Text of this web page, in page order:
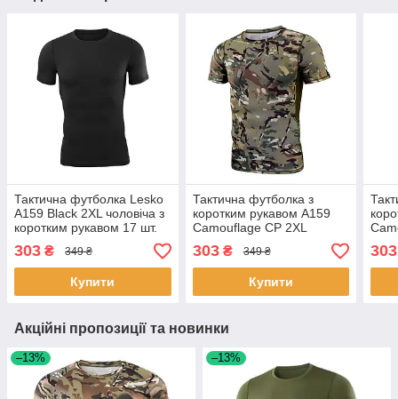
Тактична футболка Lesko
A159 Black 2XL чоловіча з
коротким рукавом 17 шт.
303 ₴ 349 ₴
Купити
Тактична футболка з
коротким рукавом A159
Camouflage CP 2XL
чоловіча 9 шт.
303₴ 349 ₴
Купити
303
Акційні пропозиції та новинки
–13% –13%